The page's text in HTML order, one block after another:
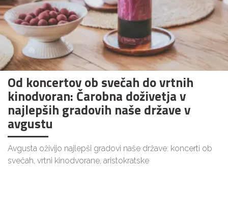
Od koncertov ob svečah do vrtnih
kinodvoran: Čarobna doživetja v
najlepših gradovih naše države v
avgustu
Avgusta oživijo najlepši gradovi naše države: koncerti ob
svečah, vrtni kinodvorane, aristokratske